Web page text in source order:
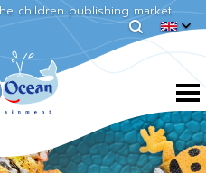
children publishing market